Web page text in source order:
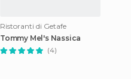
Ristoranti di Getafe
Tommy Mel's Nassica
(4)